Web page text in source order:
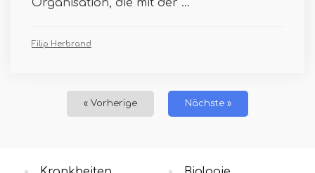
Organisation, die mit der ...
Filip Herbrand
« Vorherige Nächste »